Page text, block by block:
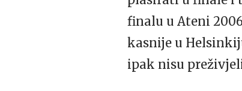
finalu u Ateni
kasnije u
ipak nisu